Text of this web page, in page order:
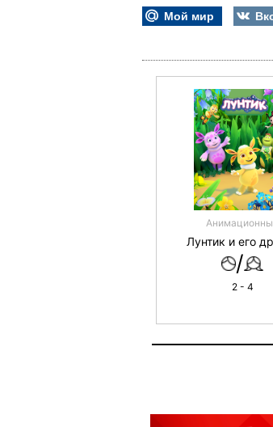
Мой мир
Лунтик и его
/
2 - 4